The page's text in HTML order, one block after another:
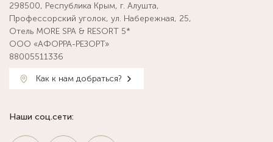
298500, Республика Крым, г. Алушта,
Профессорский уголок, ул. Набережная, 25,
Отель MORE SPA & RESORT 5*
ООО «АФОРРА-РЕЗОРТ»
88005511336
Как к нам добраться?
Наши соц.сети: